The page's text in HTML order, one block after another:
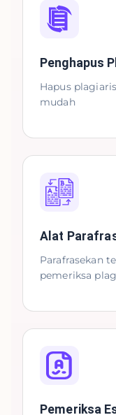
Penghapus
Hapus
mudah
Alat
Parafrasekan
pemeriksa
Pemeriksa